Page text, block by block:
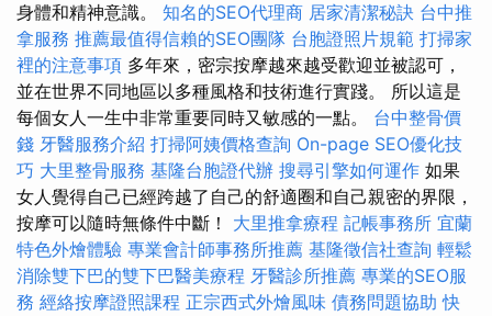
身體和精神意識。 知名的SEO代理商 居家清潔秘訣 台中推
拿服務 推薦最值得信賴的SEO團隊 台胞證照片規範 打掃家
裡的注意事項 多年來，密宗按摩越來越受歡迎並被認可，
並在世界不同地區以多種風格和技術進行實踐。 所以這是
每個女人一生中非常重要同時又敏​​感的一點。 台中整骨價
錢 牙醫服務介紹 打掃阿姨價格查詢 On-page SEO優化技
巧 大里整骨服務 基隆台胞證代辦 搜尋引擎如何運作 如果
女人覺得自己已經跨越了自己的舒適圈和自己親密的界限，
按摩可以隨時無條件中斷！ 大里推拿療程 記帳事務所 宜蘭
特色外燴體驗 專業會計師事務所推薦 基隆徵信社查詢 輕鬆
消除雙下巴的雙下巴醫美療程 牙醫診所推薦 專業的SEO服
務 經絡按摩證照課程 正宗西式外燴風味 債務問題協助 快